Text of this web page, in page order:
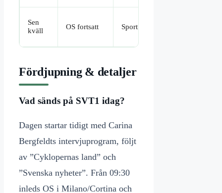
Sen
kväll
OS fortsatt Sport
Fördjupning & detaljer
Vad sänds på SVT1 idag?
Dagen startar tidigt med Carina
Bergfeldts intervjuprogram, följt
av ”Cyklopernas land” och
”Svenska nyheter”. Från 09:30
inleds OS i Milano/Cortina och